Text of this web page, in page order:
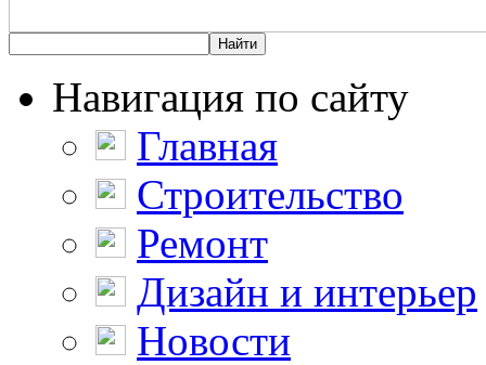
Навигация по сайту
Главная
Строительство
Ремонт
Дизайн и интерьер
Новости